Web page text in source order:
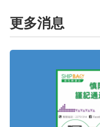
更多消息